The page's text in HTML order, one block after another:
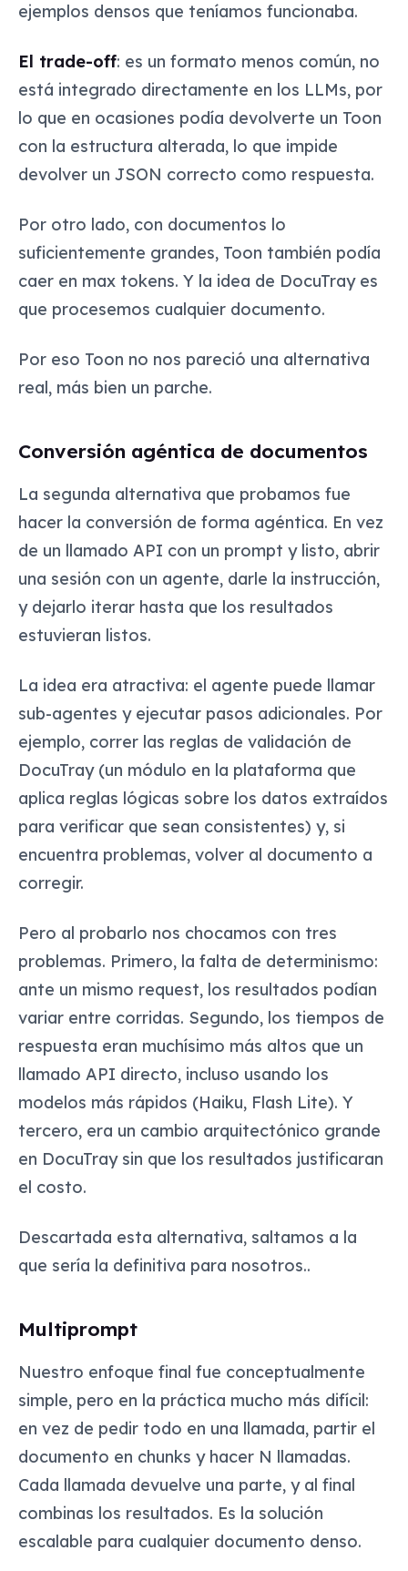
ejemplos densos que teníamos funcionaba.
El trade-off: es un formato menos común, no
está integrado directamente en los LLMs, por
lo que en ocasiones podía devolverte un Toon
con la estructura alterada, lo que impide
devolver un JSON correcto como respuesta.
Por otro lado, con documentos lo
suficientemente grandes, Toon también podía
caer en max tokens. Y la idea de DocuTray es
que procesemos cualquier documento.
Por eso Toon no nos pareció una alternativa
real, más bien un parche.
Conversión agéntica de documentos
La segunda alternativa que probamos fue
hacer la conversión de forma agéntica. En vez
de un llamado API con un prompt y listo, abrir
una sesión con un agente, darle la instrucción,
y dejarlo iterar hasta que los resultados
estuvieran listos.
La idea era atractiva: el agente puede llamar
sub-agentes y ejecutar pasos adicionales. Por
ejemplo, correr las reglas de validación de
DocuTray (un módulo en la plataforma que
aplica reglas lógicas sobre los datos extraídos
para verificar que sean consistentes) y, si
encuentra problemas, volver al documento a
corregir.
Pero al probarlo nos chocamos con tres
problemas. Primero, la falta de determinismo:
ante un mismo request, los resultados podían
variar entre corridas. Segundo, los tiempos de
respuesta eran muchísimo más altos que un
llamado API directo, incluso usando los
modelos más rápidos (Haiku, Flash Lite). Y
tercero, era un cambio arquitectónico grande
en DocuTray sin que los resultados justificaran
el costo.
Descartada esta alternativa, saltamos a la
que sería la definitiva para nosotros..
Multiprompt
Nuestro enfoque final fue conceptualmente
simple, pero en la práctica mucho más difícil:
en vez de pedir todo en una llamada, partir el
documento en chunks y hacer N llamadas.
Cada llamada devuelve una parte, y al final
combinas los resultados. Es la solución
escalable para cualquier documento denso.